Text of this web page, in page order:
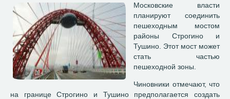
Московские власти
планируют соединить
пешеходным мостом
районы Строгино и
Тушино. Этот мост может
стать частью
пешеходной зоны.
Чиновники отмечают, что
на границе Строгино и Тушино предполагается создать